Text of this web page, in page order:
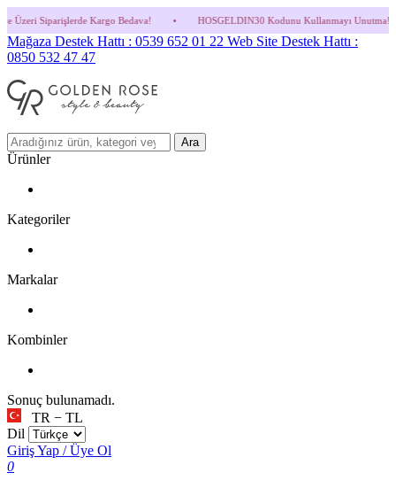
Bedava! • HOSGELDIN30 Kodunu Kullanmayı Unutma! (Parfüm ve İndirimli
Mağaza Destek Hattı : 0539 652 01 22 Web Site Destek Hattı :
0850 532 47 47
Ara
Ürünler
Kategoriler
Markalar
Kombinler
Sonuç bulunamadı.
TR − TL
Dil
Giriş Yap / Üye Ol
0